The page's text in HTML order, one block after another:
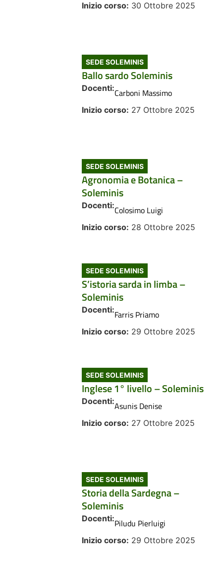
Inizio corso: 30 Ottobre 2025
SEDE SOLEMINIS
Ballo sardo Soleminis
Docenti:Carboni Massimo
Inizio corso: 27 Ottobre 2025
SEDE SOLEMINIS
Agronomia e Botanica –
Soleminis
Docenti:Colosimo Luigi
Inizio corso: 28 Ottobre 2025
SEDE SOLEMINIS
S’istoria sarda in limba –
Soleminis
Docenti:Farris Priamo
Inizio corso: 29 Ottobre 2025
SEDE SOLEMINIS
Inglese 1° livello – Soleminis
Docenti:Asunis Denise
Inizio corso: 27 Ottobre 2025
SEDE SOLEMINIS
Storia della Sardegna –
Soleminis
Docenti:Piludu Pierluigi
Inizio corso: 29 Ottobre 2025